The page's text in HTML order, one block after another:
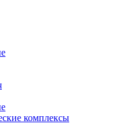
комплексы